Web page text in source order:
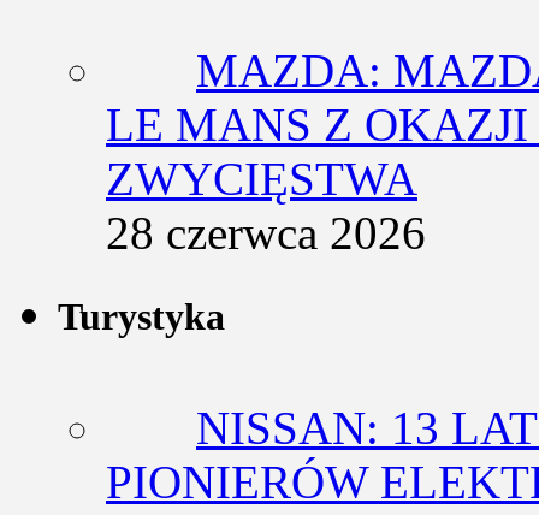
MAZDA:
LE MANS Z
ZWYCIĘSTWA
28 czerwca 2026
Turystyka
NISSAN: 13
PIONIERÓW